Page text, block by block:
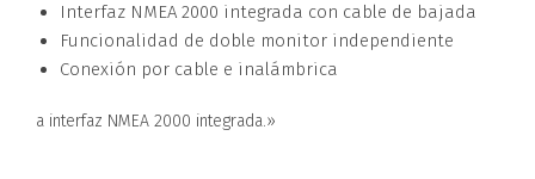
Interfaz NMEA 2000 integrada con cable de bajada
Funcionalidad de doble monitor independiente
Conexión por cable e inalámbrica
a interfaz NMEA 2000 integrada.»